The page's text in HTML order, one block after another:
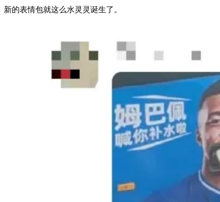
新的表情包就这么水灵灵诞生了。